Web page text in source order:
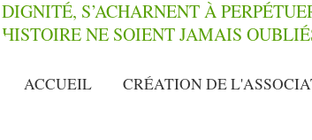
ACCUEIL CRÉATION DE